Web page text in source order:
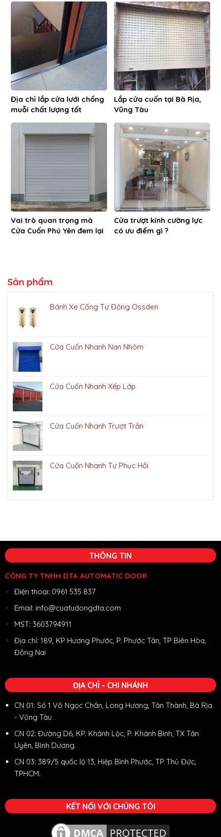
Địa chỉ lắp cửa lưới chống
muỗi chất lượng tốt
Lắp cửa cuốn tại Bà Rịa,
Vũng Tàu
Vai trò quan trọng mà
Cửa Cuốn Phú Yên đem lại
Cửa trượt kính cường lực
có ưu điểm gì ?
Sản phẩm
Bánh Xe Cổng Tự Động Ossden
Cửa Cuốn Nhanh Nan Nhôm
Cửa Cuốn Nhanh Xếp Lớp
Cửa Cuốn Nhanh Trượt Trần
Cửa Cuốn Nhanh Tự Phục Hồi
THÔNG TIN
CÔNG TY TNHH DTA AUTOMATIC DOOR
Điện thoại: 0961 535 837
Email: info@cuatudongdta.com
MST: 3603794911
Địa chỉ: 189, KP Hương Phước, P. Phước Tân, TP Biên Hòa,
Đồng Nai
ĐỊA CHỈ - CHI NHÁNH
CN 01: Số 1 Võ Ngọc Chấn, Long Hương, Tân Thành, Bà Rịa
- Vũng Tàu
CN 02: Đường D6, KP. Khánh Lộc, P. Khánh Bình, TX Tân
Uyên, Bình Dương.
CN 03: 389/5 quốc lộ 13, Hiệp Bình Phước, TP Thủ Đức,
TPHCM.
KẾT NỐI VỚI CHÚNG TÔI